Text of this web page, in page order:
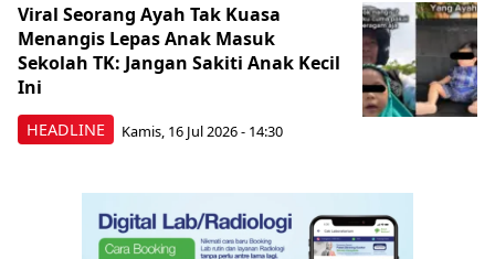
HEADLINE
Viral Seorang Ayah Tak Kuasa
Menangis Lepas Anak Masuk
Sekolah TK: Jangan Sakiti Anak Kecil
Ini
Kamis, 16 Jul 2026 - 14:30